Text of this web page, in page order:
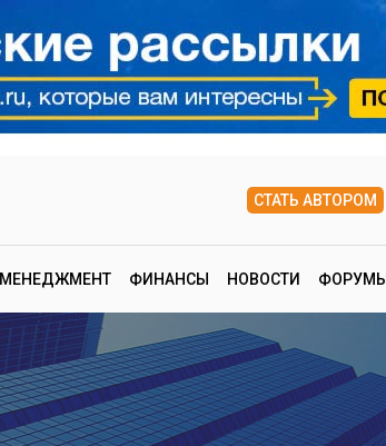
СТАТЬ АВТОРОМ
МЕНЕДЖМЕНТ ФИНАНСЫ НОВОСТИ ФОРУМЫ